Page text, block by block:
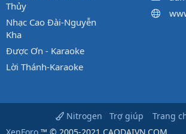
Thủy
Nhạc Cao Đài-Nguyễn
Kha
Được Ơn - Karaoke
Lời Thánh-Karaoke
Nitrogen Trợ giúp Trang